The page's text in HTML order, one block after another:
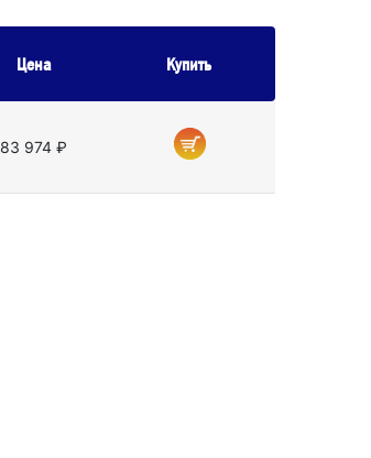
Цена Купить
83 974 ₽